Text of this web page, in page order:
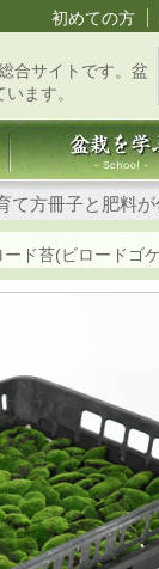
初めての方
合サイトです。盆
ます。
て方冊子と肥料が
ード苔(ビロードゴ